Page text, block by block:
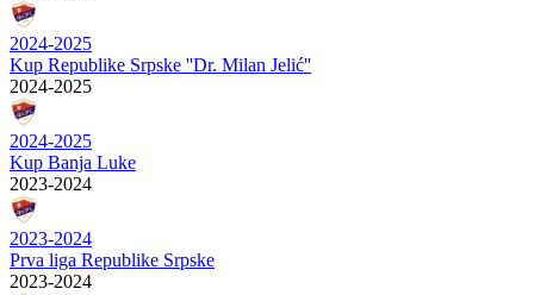
2024-2025
Kup Republike Srpske ''Dr. Milan Jelić''
2024-2025
2024-2025
Kup Banja Luke
2023-2024
2023-2024
Prva liga Republike Srpske
2023-2024